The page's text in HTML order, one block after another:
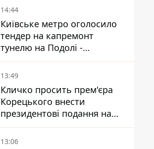
14:44
Київське метро оголосило
тендер на капремонт
тунелю на Подолі -
триватиме майже два роки
13:49
Кличко просить прем'єра
Корецького внести
президентові подання на
звільнення володаря
Троєщини Бахматова
13:06